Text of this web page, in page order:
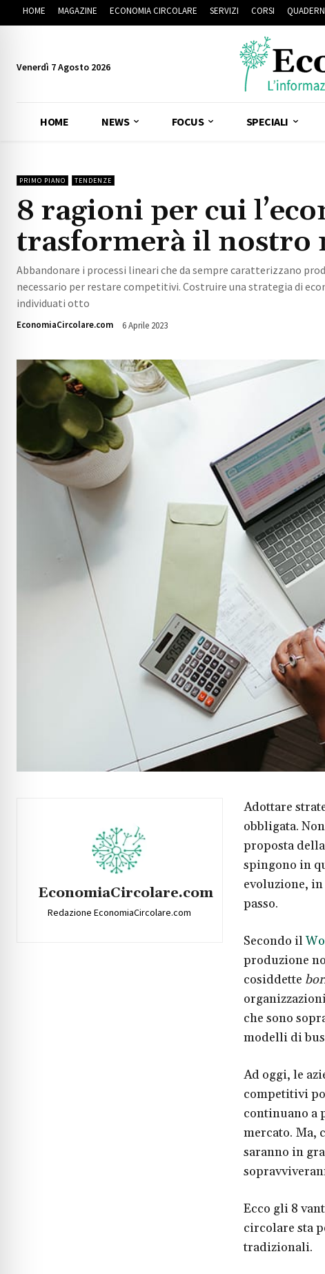
HOME MAGAZINE ECONOMIA CIRCOLARE SERVIZI CORSI
Venerdì 7 Agosto 2026
HOME NEWS FOCUS SPECIALI
PRIMO PIANO TENDENZE
8 ragioni per cui
trasformerà il nostro
Abbandonare i processi lineari che da sempre caratterizzano
necessario per restare competitivi. Costruire una strategia di
individuati otto
EconomiaCircolare.com 6 Aprile 2023
EconomiaCircolare.com
Redazione EconomiaCircolare.com
Adottare
obbligata.
proposta
spingono in
evoluzione,
passo.
Secondo il
produzione
cosiddette
che sono
modelli di
Ad oggi, le
competitivi
continuano a
mercato. Ma,
saranno in
Ecco gli 8
circolare sta
tradizionali.